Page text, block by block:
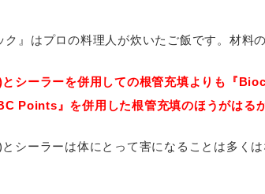
ク』はプロの料理人が炊いたご飯です。材料
シーラーを併用しての根管充填よりも『
Points』を併用した根管充填のほうがはるか
シーラーは体にとって害になることは多く